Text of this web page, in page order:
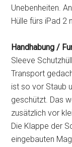
Unebenheiten.
Hülle fürs iPad 2
Handhabung /
Sleeve
Transport
ist so vor Staub
geschützt. Das
zusätzlich vor
Die Klappe der
eingebauten